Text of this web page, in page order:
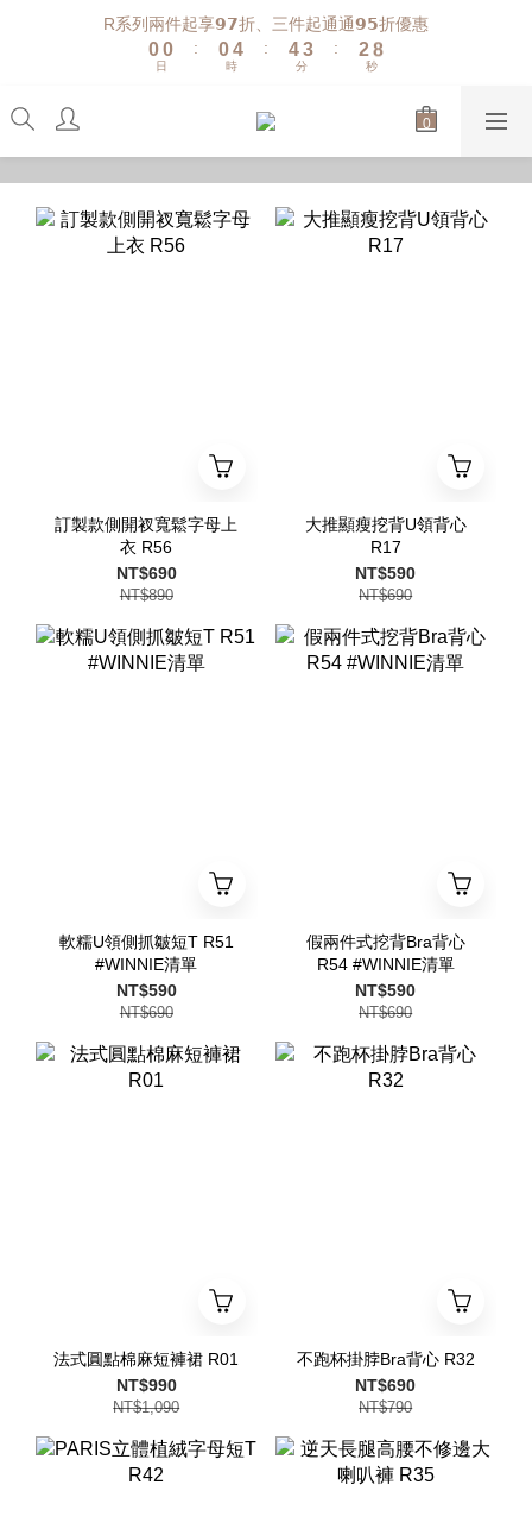
R系列兩件起享𝟵𝟳折、三件起通通𝟵𝟱折優惠
1
0
1
0
日
:
1
0
5
4
3
0
時
:
5
4
3
0
4
3
2
分
:
3
2
1
9
8
7
4
3
2
1
0
秒
訂製款側開衩寬鬆字母上
衣 R56
NT$690
NT$890
大推顯瘦挖背U領背心
R17
NT$590
NT$690
軟糯U領側抓皺短T R51
#WINNIE清單
NT$590
NT$690
假兩件式挖背Bra背心
R54 #WINNIE清單
NT$590
NT$690
法式圓點棉麻短褲裙 R01
NT$990
NT$1,090
不跑杯掛脖Bra背心 R32
NT$690
NT$790